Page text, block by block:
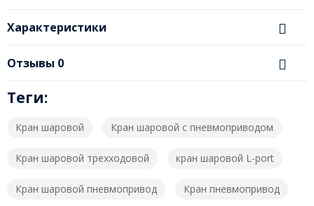
Характеристики
Отзывы 0
Теги:
Кран шаровой Кран шаровой с пневмоприводом
Кран шаровой трехходовой кран шаровой L-port
Кран шаровой пневмопривод Кран пневмопривод